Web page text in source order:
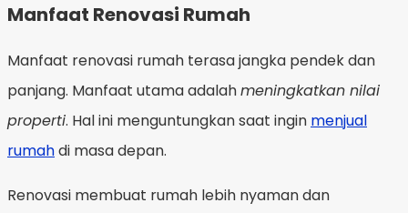
Manfaat Renovasi Rumah
Manfaat renovasi rumah terasa jangka pendek dan
panjang. Manfaat utama adalahmeningkatkan nilai
properti. Hal ini menguntungkan saat ingin menjual
rumahdi masa depan.
Renovasi membuat rumah lebih nyaman dan